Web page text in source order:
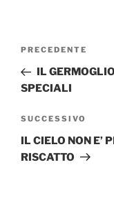
Navigazione
Articolo
precedente:
PRECEDENTE
IL
SPECIALI
Articolo
successivo
SUCCESSIVO
IL CIELO NON E’
RISCATTO